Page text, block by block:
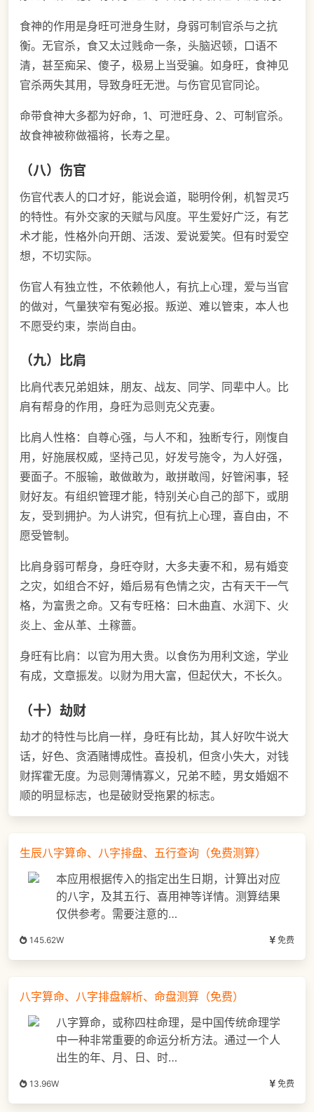
食神的作用是身旺可泄身生财，身弱可制官杀与之抗
衡。无官杀，食又太过贱命一条，头脑迟顿，口语不
清，甚至痴呆、傻子，极易上当受骗。如身旺，食神见
官杀两失其用，导致身旺无泄。与伤官见官同论。
命带食神大多都为好命，1、可泄旺身、2、可制官杀。
故食神被称做福将，长寿之星。
（八）伤官
伤官代表人的口才好，能说会道，聪明伶俐，机智灵巧
的特性。有外交家的天赋与风度。平生爱好广泛，有艺
术才能，性格外向开朗、活泼、爱说爱笑。但有时爱空
想，不切实际。
伤官人有独立性，不依赖他人，有抗上心理，爱与当官
的做对，气量狭窄有冤必报。叛逆、难以管束，本人也
不愿受约束，崇尚自由。
（九）比肩
比肩代表兄弟姐妹，朋友、战友、同学、同辈中人。比
肩有帮身的作用，身旺为忌则克父克妻。
比肩人性格：自尊心强，与人不和，独断专行，刚愎自
用，好施展权威，坚持己见，好发号施令，为人好强，
要面子。不服输，敢做敢为，敢拼敢闯，好管闲事，轻
财好友。有组织管理才能，特别关心自己的部下，或朋
友，受到拥护。为人讲究，但有抗上心理，喜自由，不
愿受管制。
比肩身弱可帮身，身旺夺财，大多夫妻不和，易有婚变
之灾，如组合不好，婚后易有色情之灾，古有天干一气
格，为富贵之命。又有专旺格：曰木曲直、水润下、火
炎上、金从革、土稼蔷。
身旺有比肩：以官为用大贵。以食伤为用利文途，学业
有成，文章振发。以财为用大富，但起伏大，不长久。
（十）劫财
劫才的特性与比肩一样，身旺有比劫，其人好吹牛说大
话，好色、贪酒赌博成性。喜投机，但贪小失大，对钱
财挥霍无度。为忌则薄情寡义，兄弟不睦，男女婚姻不
顺的明显标志，也是破财受拖累的标志。
生辰八字算命、八字排盘、五行查询（免费测算）
本应用根据传入的指定出生日期，计算出对应
的八字，及其五行、喜用神等详情。测算结果
仅供参考。需要注意的…
145.62W 免费
八字算命、八字排盘解析、命盘测算（免费）
八字算命，或称四柱命理，是中国传统命理学
中一种非常重要的命运分析方法。通过一个人
出生的年、月、日、时…
13.96W 免费